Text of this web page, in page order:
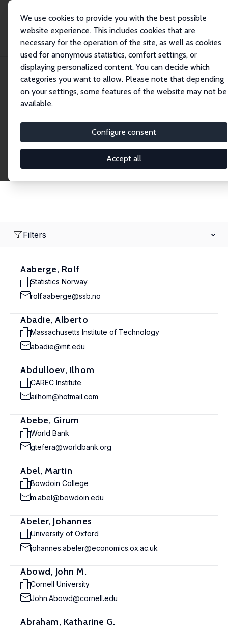
We use cookies to provide you with the best possible
website experience. This includes cookies that are
necessary for the operation of the site, as well as cookies
used for anonymous statistics, comfort settings, or
displaying personalized content. You can decide which
categories you want to allow. Please note that depending
on your settings, some features of the website may not be
available.
Configure consent
Accept all
Network
Netzwerk-Suche
2.000 Research Fellows und Affiliates von mehr als
450 Forschungseinrichtungen weltweit. Nutzen Sie
die Filter in der linken Spalte, um Ihre Suche
Filters
Aaberge, Rolf
Statistics Norway
rolf.aaberge@ssb.no
Abadie, Alberto
Massachusetts Institute of Technology
abadie@mit.edu
Abdulloev, Ilhom
CAREC Institute
ailhom@hotmail.com
Abebe, Girum
World Bank
gtefera@worldbank.org
Abel, Martin
Bowdoin College
m.abel@bowdoin.edu
Abeler, Johannes
University of Oxford
johannes.abeler@economics.ox.ac.uk
Abowd, John M.
Cornell University
John.Abowd@cornell.edu
Abraham, Katharine G.